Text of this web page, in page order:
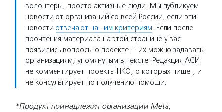
волонтеры, просто активные люди. Мы публикуем
новости от организаций со всей России, если эти
новости отвечают нашим критериям. Если после
прочтения материала на этой странице у вас
появились вопросы о проекте — их можно задавать
организациям, упомянутым в тексте. Редакция АСИ
не комментирует проекты НКО, о которых пишет, и
не консультирует по получению помощи.
*Продукт принадлежит организации Meta,